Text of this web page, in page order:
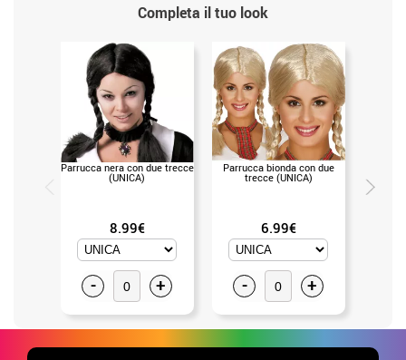
Completa il tuo look
Parrucca nera con due trecce
(UNICA)
8.99€
- +
Parrucca bionda con due
trecce (UNICA)
6.99€
- +